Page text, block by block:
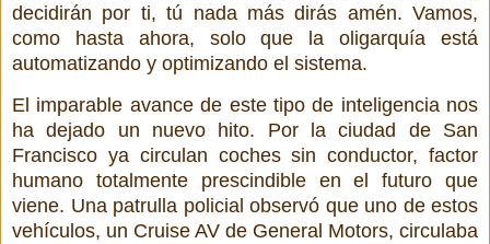
decidirán por ti, tú nada más dirás amén. Vamos,
como hasta ahora, solo que la oligarquía está
automatizando y optimizando el sistema.
El imparable avance de este tipo de inteligencia nos
ha dejado un nuevo hito. Por la ciudad de San
Francisco ya circulan coches sin conductor, factor
humano totalmente prescindible en el futuro que
viene. Una patrulla policial observó que uno de estos
vehículos, un Cruise AV de General Motors, circulaba